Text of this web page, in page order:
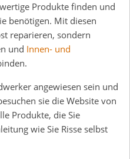
Produkte finden und
benötigen. Mit diesen
reparieren, sondern
und Innen- und
angewiesen sein und
sie die Website von
Produkte, die Sie
wie Sie Risse selbst